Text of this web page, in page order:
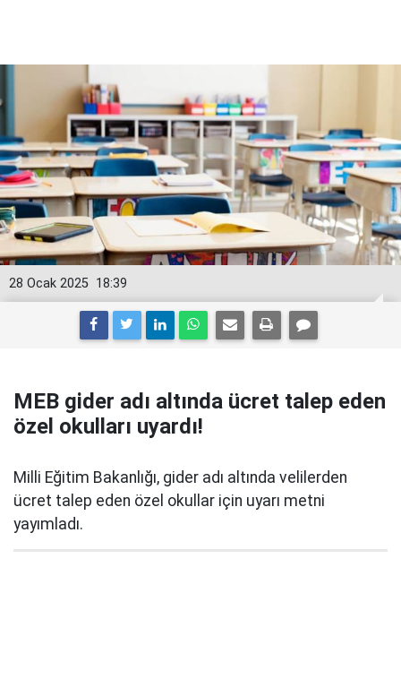
18:39
28 Ocak 2025
MEB gider adı altında ücret talep eden
özel okulları uyardı!
Milli Eğitim Bakanlığı, gider adı altında velilerden
ücret talep eden özel okullar için uyarı metni
yayımladı.